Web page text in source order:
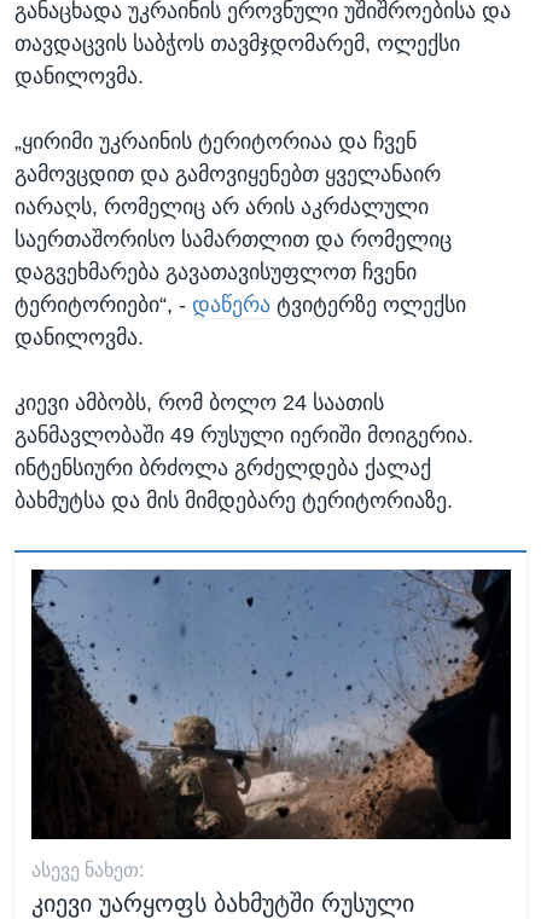
განაცხადა უკრაინის ეროვნული უშიშროებისა და
თავდაცვის საბჭოს თავმჯდომარემ, ოლექსი
დანილოვმა.
„ყირიმი უკრაინის ტერიტორიაა და ჩვენ
გამოვცდით და გამოვიყენებთ ყველანაირ
იარაღს, რომელიც არ არის აკრძალული
საერთაშორისო სამართლით და რომელიც
დაგვეხმარება გავათავისუფლოთ ჩვენი
ტერიტორიები“, - დაწერა ტვიტერზე ოლექსი
დანილოვმა.
კიევი ამბობს, რომ ბოლო 24 საათის
განმავლობაში 49 რუსული იერიში მოიგერია.
ინტენსიური ბრძოლა გრძელდება ქალაქ
ბახმუტსა და მის მიმდებარე ტერიტორიაზე.
ᲐᲡᲔᲕᲔ ᲜᲐᲮᲔᲗ:
კიევი უარყოფს ბახმუტში რუსული